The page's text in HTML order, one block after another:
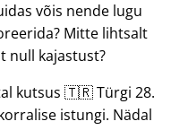
võis nende lugu
Mitte lihtsalt
null kajastust?
kutsus 🇹🇷 Türgi 28.
istungi. Nädal